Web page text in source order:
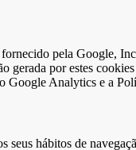
pela Google,
por estes
Google Analytics e a
seus hábitos de